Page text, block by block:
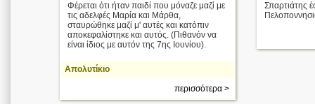
Φέρεται ότι ήταν παιδί που μόναζε μαζί με
τις αδελφές Μαρία και Μάρθα,
σταυρώθηκε μαζί μ' αυτές και κατόπιν
αποκεφαλίστηκε και αυτός. (Πιθανόν να
είναι ίδιος με αυτόν της 7ης Ιουνίου).
Απολυτίκιο
περισσότερα >
Σπαρτιάτης